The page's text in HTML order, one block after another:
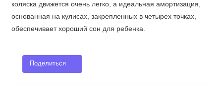
коляска движется очень легко, а идеальная амортизация,
основанная на кулисах, закрепленных в четырех точках,
обеспечивает хороший сон для ребенка.
Поделиться